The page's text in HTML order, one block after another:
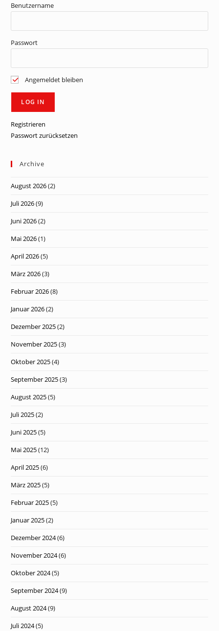
Benutzername
Passwort
Angemeldet bleiben
Registrieren
Passwort zurücksetzen
Archive
August 2026(2)
Juli 2026(9)
Juni 2026(2)
Mai 2026(1)
April 2026(5)
März 2026(3)
Februar 2026(8)
Januar 2026(2)
Dezember 2025(2)
November 2025(3)
Oktober 2025(4)
September 2025(3)
August 2025(5)
Juli 2025(2)
Juni 2025(5)
Mai 2025(12)
April 2025(6)
März 2025(5)
Februar 2025(5)
Januar 2025(2)
Dezember 2024(6)
November 2024(6)
Oktober 2024(5)
September 2024(9)
August 2024(9)
Juli 2024(5)